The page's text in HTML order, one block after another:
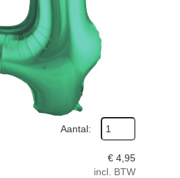
Aantal:
€ 4,95
incl. BTW